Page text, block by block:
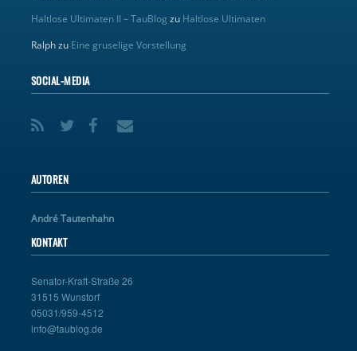
Haltlose Ultimaten II – TauBlog zu Haltlose Ultimaten
Ralphzu Eine gruselige Vorstellung
SOCIAL-MEDIA
AUTOREN
André Tautenhahn
KONTAKT
Senator-Kraft-Straße 26
31515 Wunstorf
05031/959-4512
info@taublog.de